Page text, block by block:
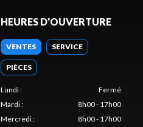
HEURES D'OUVERTURE
VENTES SERVICE
PIÈCES
Lundi:
Fermé
Mardi:
8h00 - 17h00
Mercredi:
8h00 - 17h00